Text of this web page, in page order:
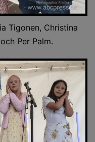
Tigonen, Christina
Per Palm.